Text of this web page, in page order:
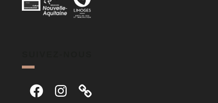
FacebookInstagram